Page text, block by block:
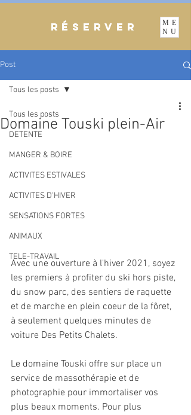
ME
NU
RÉSERVER
Post
Tous les posts
DETENTE
MANGER & BOIRE
ACTIVITES ESTIVALES
ACTIVITES D'HIVER
SENSATIONS FORTES
ANIMAUX
TELE-TRAVAIL
Tous les posts
Domaine Touski plein-Air
Avec une ouverture à l'hiver 2021, soyez
les premiers à profiter du ski hors piste,
du snow parc, des sentiers de raquette
et de marche en plein coeur de la fôret,
à seulement quelques minutes de
voiture Des Petits Chalets.
Le domaine Touski offre sur place un
service de massothérapie et de
photographie pour immortaliser vos
plus beaux moments. Pour plus